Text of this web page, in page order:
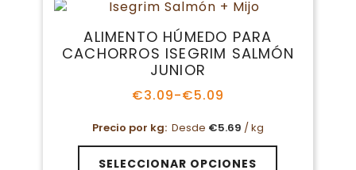
ALIMENTO HÚMEDO PARA
CACHORROS ISEGRIM SALMÓN
JUNIOR
€3.09-€5.09
Rango
precios:
desde
€3.09
Precio por kg: Desde €5.69 / kg
SELECCIONAR OPCIONES
Este